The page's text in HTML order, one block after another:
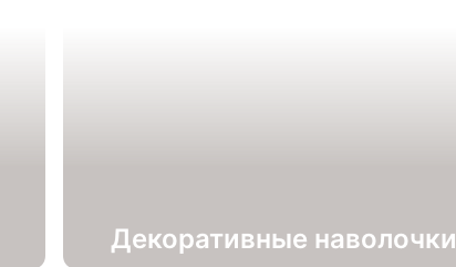
Декоративные наволочки